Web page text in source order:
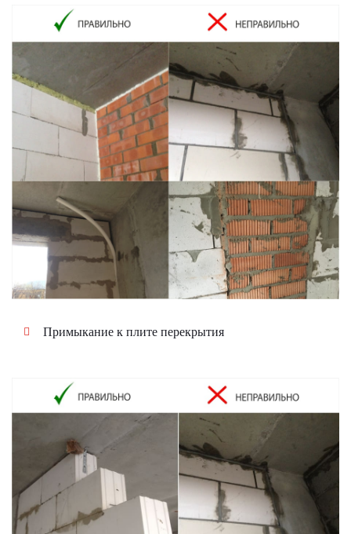
Примыкание к плите перекрытия